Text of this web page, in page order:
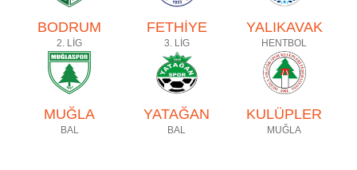
BODRUM
2. LİG
FETHİYE
3. LİG
YALIKAVAK
HENTBOL
MUĞLA
BAL
YATAĞAN
BAL
KULÜPLER
MUĞLA